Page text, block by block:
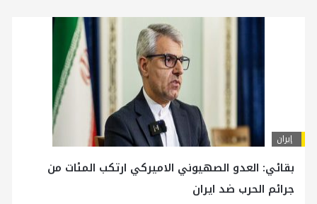
إيران
بقائي: العدو الصهيوني الاميركي ارتكب المئات من
جرائم الحرب ضد ايران